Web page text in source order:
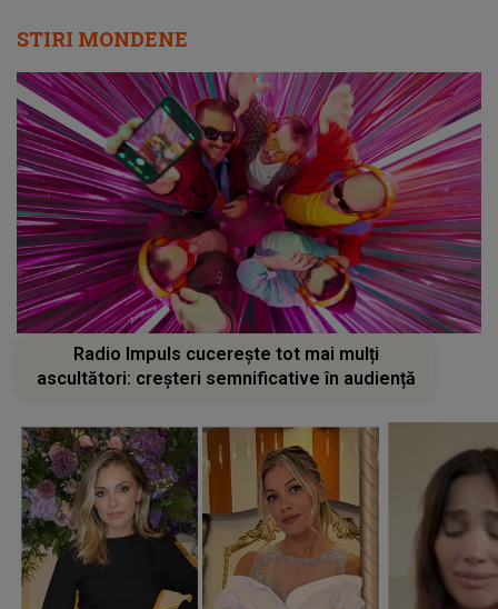
STIRI MONDENE
Radio Impuls cucerește tot mai mulți
ascultători: creșteri semnificative în audiență